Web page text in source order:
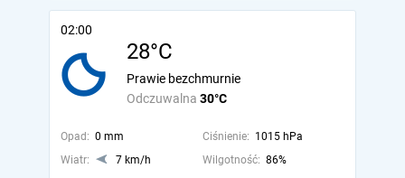
02:00
28°C
Odczuwalna 30°C
Prawie bezchmurnie
Opad: 0 mm Ciśnienie: 1015 hPa
Wiatr:
7 km/h Wilgotność: 86%